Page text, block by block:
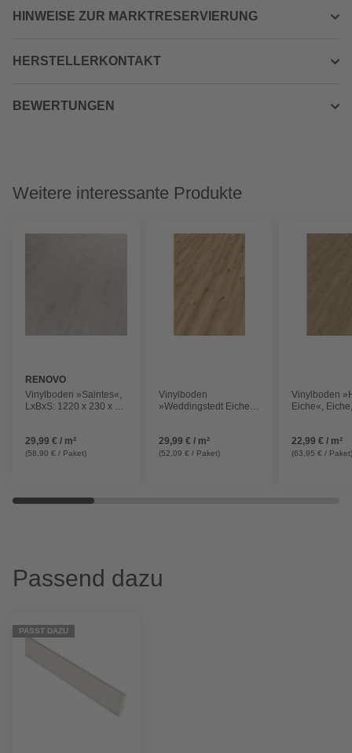
HINWEISE ZUR MARKTRESERVIERUNG
HERSTELLERKONTAKT
BEWERTUNGEN
Weitere interessante Produkte
RENOVO
Vinylboden »Saintes«,
LxBxS: 1220 x 230 x 5
29,99 € / m²
(58,90 € / Paket)
Vinylboden
»Weddingstedt Eiche«,
29,99 € / m²
(52,09 € / Paket)
Vinylboden
Eiche«,
22,99 € / m²
(63,95 € /
Passend dazu
PASST DAZU